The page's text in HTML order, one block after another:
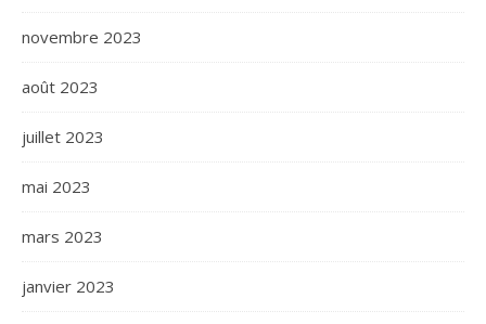
novembre 2023
août 2023
juillet 2023
mai 2023
mars 2023
janvier 2023